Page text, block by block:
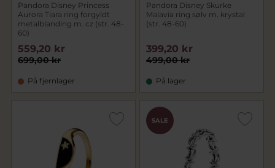
Pandora Disney Princess
Aurora Tiara ring forgyldt
metalblanding m. cz (str. 48-
60)
699,00 kr
559,20 kr
På fjernlager
Pandora Disney Skurke
Malavia ring sølv m. krystal
(str. 48-60)
499,00 kr
399,20 kr
På lager
SALE